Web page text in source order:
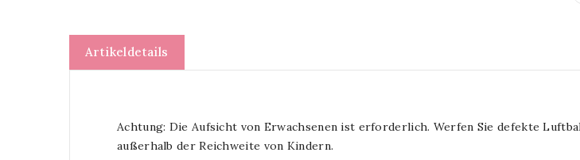
Artikeldetails
Achtung: Die Aufsicht von Erwachsenen ist erforderlich. Werfen Sie defekte
außerhalb der Reichweite von Kindern.